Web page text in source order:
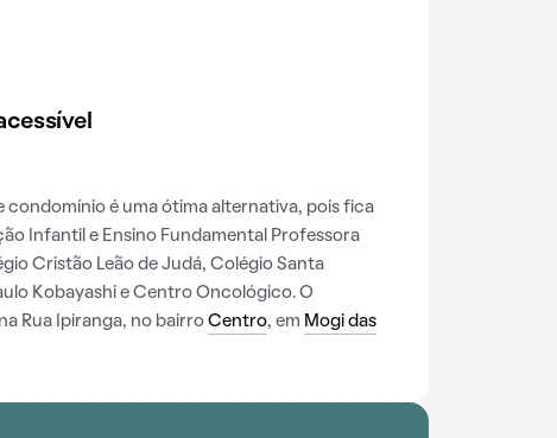
condomínio é uma ótima alternativa, pois fica
Infantil e Ensino Fundamental Professora
Cristão Leão de Judá, Colégio Santa
Kobayashi e Centro Oncológico. O
Rua Ipiranga, no bairro Centro, em Mogi das